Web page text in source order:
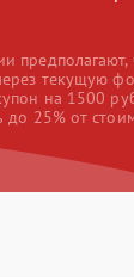
предполагают,
текущую
на 1500
до 25% от